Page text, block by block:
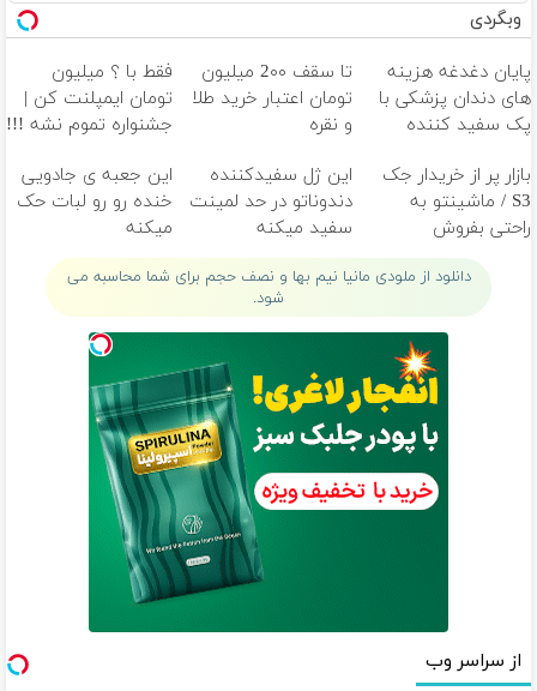
واسه من عشقه واقعی تویی قربونت برم
منو ببخش
نشدم اونی ک تو میخواستی مامان
منو ببخش
منو ببخش
نبودم اونی ک تو میخواستی مامان
منو ببخش
منو ببخش
نشدم اونی ک دوست داشتی مامان
منو ببخش
مامان تو ک دیدی هرکاری کردم نشد
ببخش اگه پسرت پسره ایده عالت نشد
ببخش اگه با فامیلامون اوکی نیسم
آخه فقط میگیرم فازه منفی ازشون
نمیتونم ی لحظه ام ازت دور باشم
نمیتونم مامان حتی مجبور باشم
هیشکی توقع نداشت من برسم اینجا
ببخش پسرت تو خاطره‌هاش گم و گور شد
وبگردی
پایان دغدغه هزینه
های دندان پزشکی با
پک سفید کننده
تا سقف 2۰۰ میلیون
تومان اعتبار خرید طلا
و نقره
فقط با ؟ میلیون
تومان ایمپلنت کن |
جشنواره تموم نشه !!!
بازار پر از خریدار جک
S3 / ماشینتو به
راحتی بفروش
این ژل سفیدکننده
دندوناتو در حد لمینت
سفید میکنه
این جعبه ی جادویی
خنده رو رو لبات حک
میکنه
خرید40%تخفیف
دانلود از ملودی مانیا نیم بها و نصف حجم برای شما محاسبه می
شود.
از سراسر وب